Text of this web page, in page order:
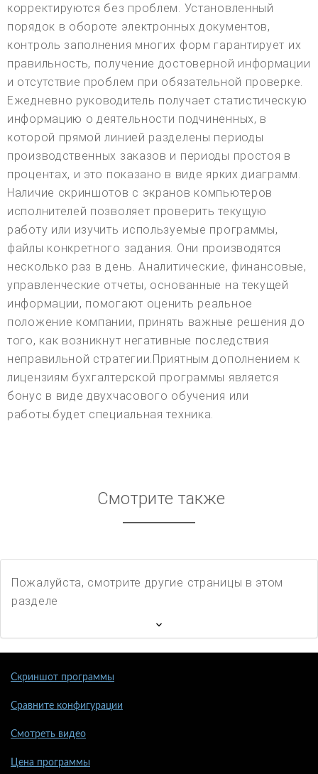
корректируются без проблем. Установленный
порядок в обороте электронных документов,
контроль заполнения многих форм гарантирует их
правильность, получение достоверной информации
и отсутствие проблем при обязательной проверке.
Ежедневно руководитель получает статистическую
информацию о деятельности подчиненных, в
которой прямой линией разделены периоды
производственных заказов и периоды простоя в
процентах, и это показано в виде ярких диаграмм.
Наличие скриншотов с экранов компьютеров
исполнителей позволяет проверить текущую
работу или изучить используемые программы,
файлы конкретного задания. Они производятся
несколько раз в день. Аналитические, финансовые,
управленческие отчеты, основанные на текущей
информации, помогают оценить реальное
положение компании, принять важные решения до
того, как возникнут негативные последствия
неправильной стратегии.Приятным дополнением к
лицензиям бухгалтерской программы является
бонус в виде двухчасового обучения или
работы.будет специальная техника.
Смотрите также
Пожалуйста, смотрите другие страницы в этом
разделе
Скриншот программы
Сравните конфигурации
Смотреть видео
Цена программы